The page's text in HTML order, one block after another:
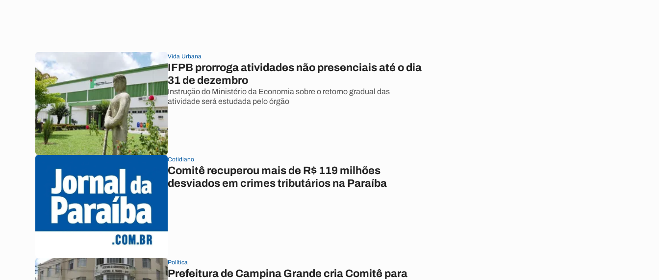
Vida Urbana
IFPB prorroga atividades não presenciais até o dia
31 de dezembro
Instrução do Ministério da Economia sobre o retorno gradual das
atividade será estudada pelo órgão
Cotidiano
Comitê recuperou mais de R$ 119 milhões
desviados em crimes tributários na Paraíba
Política
Prefeitura de Campina Grande cria Comitê para